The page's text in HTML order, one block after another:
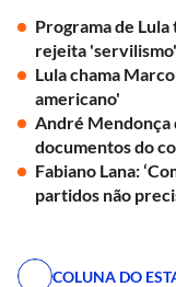
Programa de
rejeita
Lula chama
americano'
André Mendonça
documentos do
Fabiano Lana:
partidos não
COLUNA DO